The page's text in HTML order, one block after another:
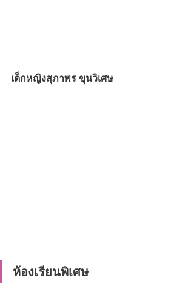
เด็กหญิงสุภาพร ขุนวิเศษ
ห้องเรียนพิเศษ